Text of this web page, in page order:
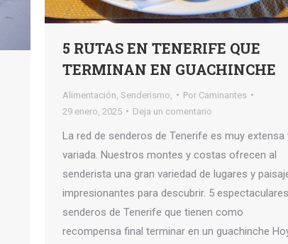
5 RUTAS EN TENERIFE QUE
TERMINAN EN GUACHINCHE
Alimentación Senderismo, Por Caminantes
29 enero, 2025
Deja un comentario
La red de senderos de Tenerife es muy extensa
variada. Nuestros montes y costas ofrecen al
senderista una gran variedad de lugares y
impresionantes para descubrir. 5 espectaculares
senderos de Tenerife que tienen como
recompensa final terminar en un guachinche